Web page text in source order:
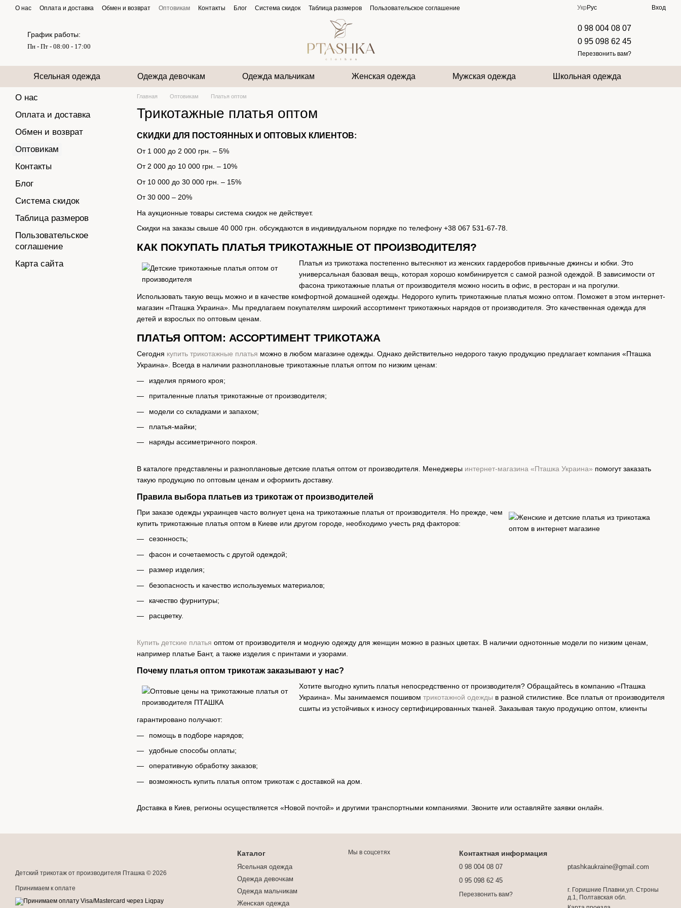
Перейти к основному контенту
О нас Оплата и доставка Обмен и возврат Оптовикам Контакты Блог Система скидок Таблица размеров Пользовательское соглашение Укр Рус Вход
График работы:
Пн - Пт - 08:00 - 17:00
0 98 004 08 07
0 95 098 62 45
Перезвонить вам?
Ясельная одежда Одежда девочкам Одежда мальчикам Женская одежда Мужская одежда Школьная одежда
Главная Оптовикам Платья оптом
Трикотажные платья оптом
СКИДКИ ДЛЯ ПОСТОЯННЫХ И ОПТОВЫХ КЛИЕНТОВ:
От 1 000 до 2 000 грн. – 5%
От 2 000 до 10 000 грн. – 10%
От 10 000 до 30 000 грн. – 15%
От 30 000 – 20%
На аукционные товары система скидок не действует.
Скидки на заказы свыше 40 000 грн. обсуждаются в индивидуальном порядке по телефону +38 067 531-67-78.
КАК ПОКУПАТЬ ПЛАТЬЯ ТРИКОТАЖНЫЕ ОТ ПРОИЗВОДИТЕЛЯ?
Платья из трикотажа постепенно вытесняют из женских гардеробов привычные джинсы и юбки. Это
универсальная базовая вещь, которая хорошо комбинируется с самой разной одеждой. В зависимости от
фасона трикотажные платья от производителя можно носить в офис, в ресторан и на прогулки.
Использовать такую вещь можно и в качестве комфортной домашней одежды. Недорого купить трикотажные платья можно оптом. Поможет в этом интернет-
магазин «Пташка Украина». Мы предлагаем покупателям широкий ассортимент трикотажных нарядов от производителя. Это качественная одежда для
детей и взрослых по оптовым ценам.
ПЛАТЬЯ ОПТОМ: АССОРТИМЕНТ ТРИКОТАЖА
Сегодня купить трикотажные платья можно в любом магазине одежды. Однако действительно недорого такую продукцию предлагает компания «Пташка
Украина». Всегда в наличии разноплановые трикотажные платья оптом по низким ценам:
изделия прямого кроя;
приталенные платья трикотажные от производителя;
модели со складками и запахом;
платья-майки;
наряды ассиметричного покроя.
В каталоге представлены и разноплановые детские платья оптом от производителя. Менеджеры интернет-магазина «Пташка Украина» помогут заказать
такую продукцию по оптовым ценам и оформить доставку.
Правила выбора платьев из трикотаж от производителей
При заказе одежды украинцев часто волнует цена на трикотажные платья от производителя. Но прежде, чем
купить трикотажные платья оптом в Киеве или другом городе, необходимо учесть ряд факторов:
сезонность;
фасон и сочетаемость с другой одеждой;
размер изделия;
безопасность и качество используемых материалов;
качество фурнитуры;
расцветку.
Купить детские платья оптом от производителя и модную одежду для женщин можно в разных цветах. В наличии однотонные модели по низким ценам,
например платье Бант, а также изделия с принтами и узорами.
Почему платья оптом трикотаж заказывают у нас?
Хотите выгодно купить платья непосредственно от производителя? Обращайтесь в компанию «Пташка
Украина». Мы занимаемся пошивом трикотажной одежды в разной стилистике. Все платья от производителя
сшиты из устойчивых к износу сертифицированных тканей. Заказывая такую продукцию оптом, клиенты
гарантировано получают:
помощь в подборе нарядов;
удобные способы оплаты;
оперативную обработку заказов;
возможность купить платья оптом трикотаж с доставкой на дом.
Доставка в Киев, регионы осуществляется «Новой почтой» и другими транспортными компаниями. Звоните или оставляйте заявки онлайн.
О нас
Оплата и доставка
Обмен и возврат
Оптовикам
Контакты
Блог
Система скидок
Таблица размеров
Пользовательское
соглашение
Карта сайта
Детский трикотаж от производителя Пташка © 2026
Принимаем к оплате
Каталог
Ясельная одежда
Одежда девочкам
Одежда мальчикам
Женская одежда
Мы в соцсетях Контактная информация
0 98 004 08 07
0 95 098 62 45
Перезвонить вам?
ptashkaukraine@gmail.com
г. Горишние Плавни,ул. Строны
д.1, Полтавская обл.